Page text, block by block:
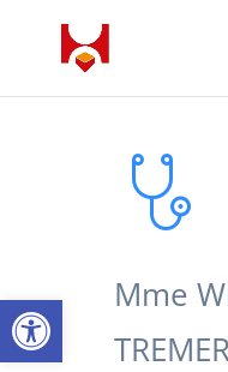
Open toolbarMme